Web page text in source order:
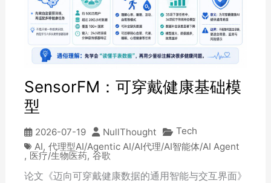
SensorFM：可穿戴健康基础模
型
2026-07-19 NullThought
Tech
AI, 代理型AI/Agentic AI/AI代理/AI智能体/AI Agent
, 医疗/生物医药, 谷歌
论文《迈向可穿戴健康数据的通用智能与交互界面》